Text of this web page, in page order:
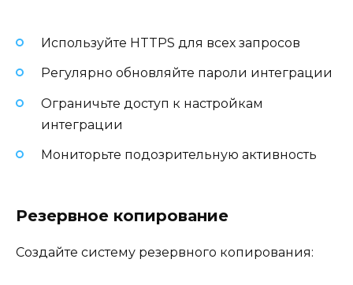
Используйте HTTPS для всех запросов
Регулярно обновляйте пароли интеграции
Ограничьте доступ к настройкам
интеграции
Мониторьте подозрительную активность
Резервное копирование
Создайте систему резервного копирования: